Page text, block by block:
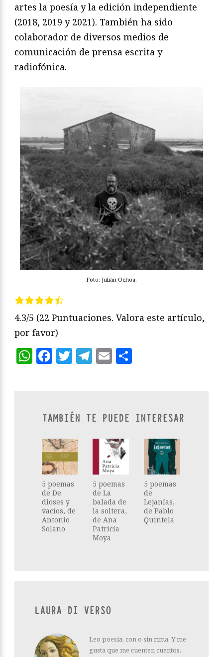
artes la poesía y la edición independiente
(2018, 2019 y 2021). También ha sido
colaborador de diversos medios de
comunicación de prensa escrita y
radiofónica.
Foto: Julián Ochoa.
4.3/5 (22 Puntuaciones. Valora este artículo,
por favor)
WhatsApp
Facebook
Twitter
Telegram
Email
TAMBIÉN TE PUEDE INTERESAR
5 poemas
de De
dioses y
vacíos, de
Antonio
Solano
5 poemas
de La
balada de
la soltera,
de Ana
Patricia
Moya
5 poemas
de
Lejanías,
de Pablo
Quintela
LAURA DI VERSO
Leo poesía, con o sin rima. Y me
gusta que me cuenten cuentos.